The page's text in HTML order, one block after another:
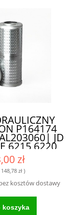
P164174
JD
6215 6220
6310SE
6405 6410
6420
ARES -
FILTR
I
zł
148,78 zł)
kosztów dostawy
koszyka